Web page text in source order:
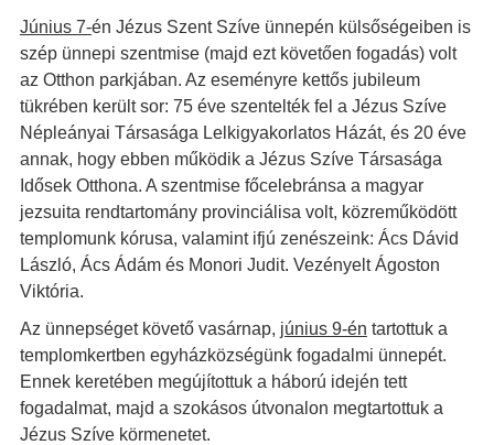
Június 7-én Jézus Szent Szíve ünnepén külsőségeiben is
szép ünnepi szentmise (majd ezt követően fogadás) volt
az Otthon parkjában. Az eseményre kettős jubileum
tükrében került sor: 75 éve szentelték fel a Jézus Szíve
Népleányai Társasága Lelkigyakorlatos Házát, és 20 éve
annak, hogy ebben működik a Jézus Szíve Társasága
Idősek Otthona. A szentmise főcelebránsa a magyar
jezsuita rendtartomány provinciálisa volt, közreműködött
templomunk kórusa, valamint ifjú zenészeink: Ács Dávid
László, Ács Ádám és Monori Judit. Vezényelt Ágoston
Viktória.
Az ünnepséget követő vasárnap, június 9-én tartottuk a
templomkertben egyházközségünk fogadalmi ünnepét.
Ennek keretében megújítottuk a háború idején tett
fogadalmat, majd a szokásos útvonalon megtartottuk a
Jézus Szíve körmenetet.